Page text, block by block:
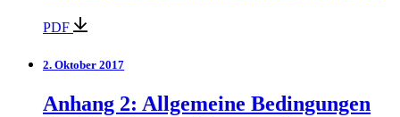
PDF
2. Oktober 2017
Anhang 2: Allgemeine Bedingungen